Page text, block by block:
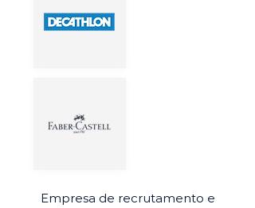
Empresa de recrutamento e